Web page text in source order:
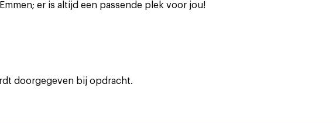
er is altijd een passende plek voor jou!
doorgegeven bij opdracht.